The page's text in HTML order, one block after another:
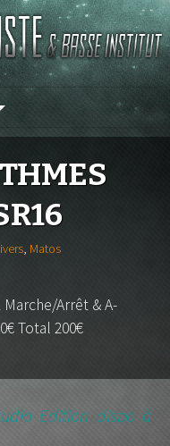
, Matos
Marche/Arrêt & A-
Total 200€
Edition dispo à